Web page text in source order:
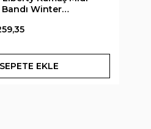
Winter
SEPETE EKLE